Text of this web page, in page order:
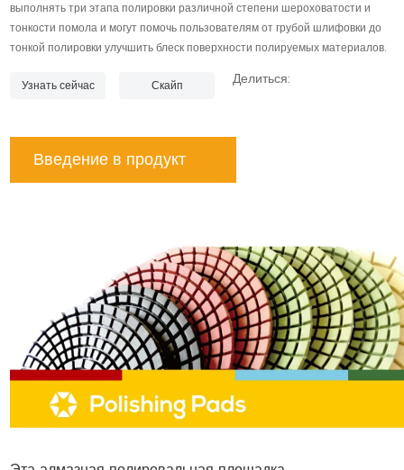
выполнять три этапа полировки различной степени шероховатости и
тонкости помола и могут помочь пользователям от грубой шлифовки до
тонкой полировки улучшить блеск поверхности полируемых материалов.
Узнать сейчас Скайп
Делиться:
Введение в продукт